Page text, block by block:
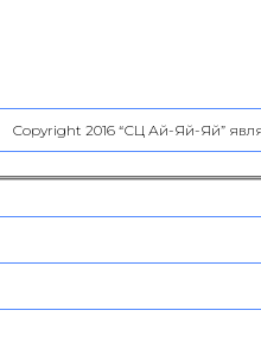
Copyright 2016 “СЦ Ай-Яй-Яй”